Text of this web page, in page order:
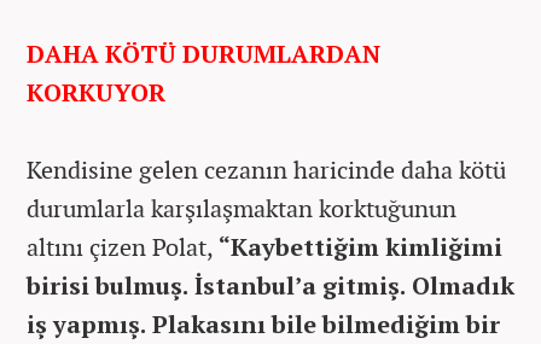
DAHA KÖTÜ DURUMLARDAN
KORKUYOR
Kendisine gelen cezanın haricinde daha kötü
durumlarla karşılaşmaktan korktuğunun
altını çizen Polat, “Kaybettiğim kimliğimi
birisi bulmuş. İstanbul’a gitmiş. Olmadık
iş yapmış. Plakasını bile bilmediğim bir